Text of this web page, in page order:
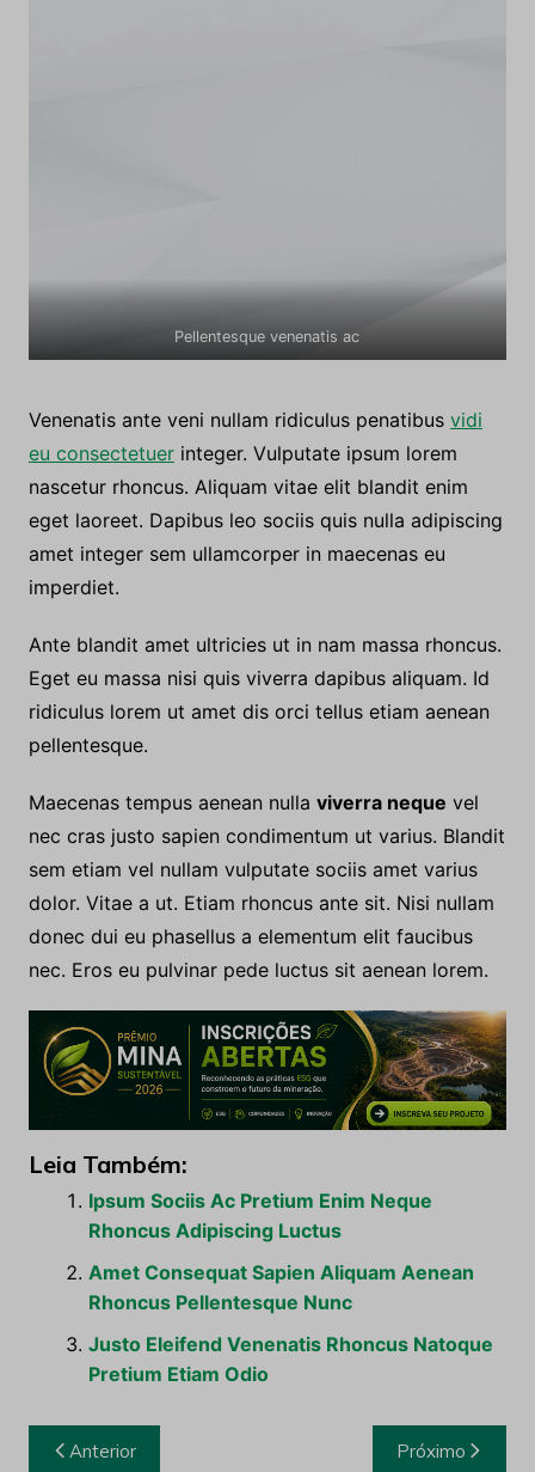
Pellentesque venenatis ac
Venenatis ante veni nullam ridiculus penatibus
eu consectetuer
integer. Vulputate ipsum lorem
nascetur rhoncus. Aliquam vitae elit blandit enim
eget laoreet. Dapibus leo sociis quis nulla adipiscing
amet integer sem ullamcorper in maecenas eu
imperdiet.
Ante blandit amet ultricies ut in nam massa rhoncus.
Eget eu massa nisi quis viverra dapibus aliquam. Id
ridiculus lorem ut amet dis orci tellus etiam aenean
pellentesque.
nec cras justo sapien condimentum ut varius. Blandit
sem etiam vel nullam vulputate sociis amet varius
dolor. Vitae a ut. Etiam rhoncus ante sit. Nisi nullam
donec dui eu phasellus a elementum elit faucibus
nec. Eros eu pulvinar pede luctus sit aenean lorem.
Leia Também:
Ipsum Sociis Ac Pretium Enim Neque
Rhoncus Adipiscing Luctus
Rhoncus Pellentesque Nunc
Justo Eleifend Venenatis Rhoncus Natoque